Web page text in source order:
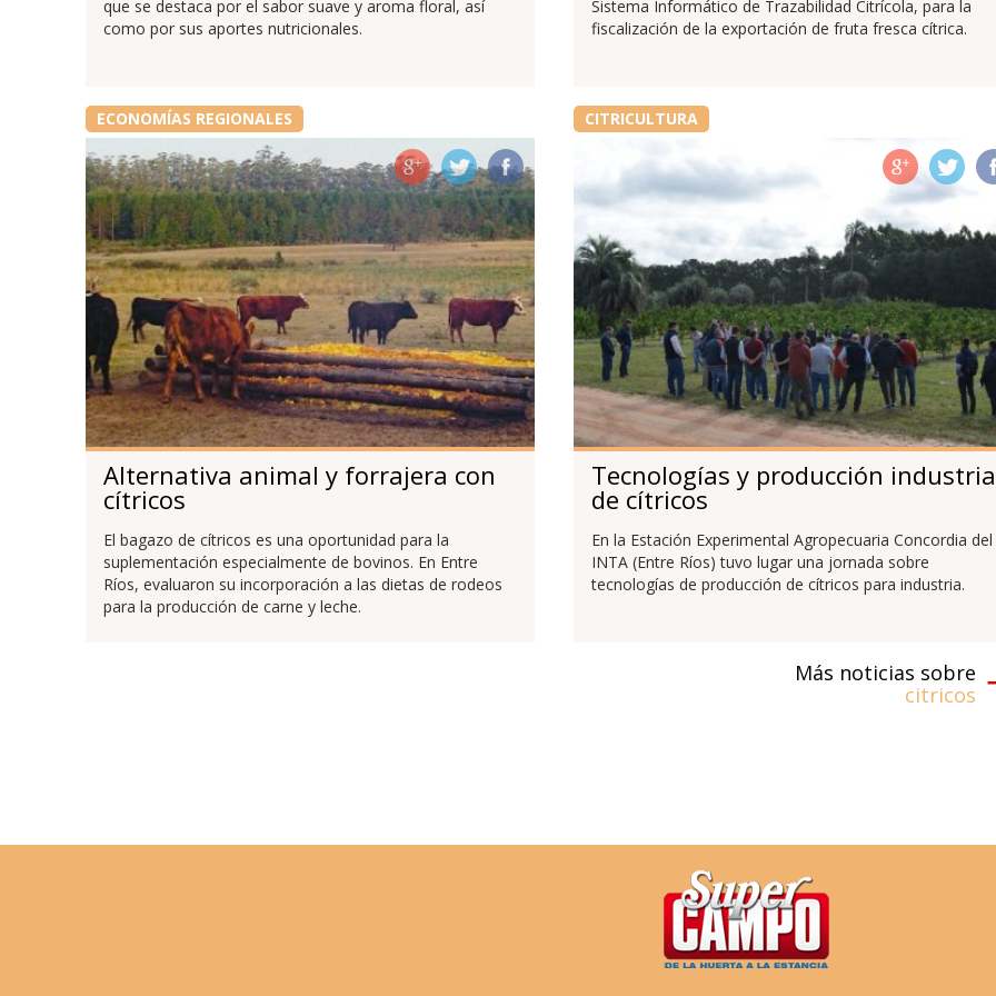
que se destaca por el sabor suave y aroma floral, así
como por sus aportes nutricionales.
Sistema Informático de Trazabilidad Citrícola, para la
fiscalización de la exportación de fruta fresca cítrica.
ECONOMÍAS REGIONALES
Alternativa animal y forrajera con
cítricos
El bagazo de cítricos es una oportunidad para la
suplementación especialmente de bovinos. En Entre
Ríos, evaluaron su incorporación a las dietas de rodeos
para la producción de carne y leche.
CITRICULTURA
Tecnologías y producción
de cítricos
En la Estación Experimental Agropecuaria Concordia del
INTA (Entre Ríos) tuvo lugar una jornada sobre
tecnologías de producción de cítricos para industria.
Más noticias sobre
citricos